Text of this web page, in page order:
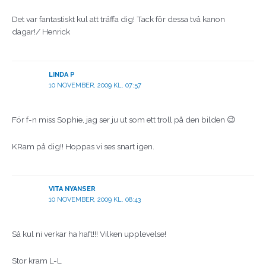
Det var fantastiskt kul att träffa dig! Tack för dessa två kanon
dagar!/ Henrick
LINDA P
10 NOVEMBER, 2009 KL. 07:57
För f-n miss Sophie, jag ser ju ut som ett troll på den bilden 😉
KRam på dig!! Hoppas vi ses snart igen.
VITA NYANSER
10 NOVEMBER, 2009 KL. 08:43
Så kul ni verkar ha haft!!! Vilken upplevelse!
Stor kram L-L